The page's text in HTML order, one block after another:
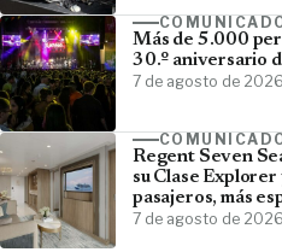
Más de 5.000
30.º aniversario
7 de agosto de 2026
Regent Seven
su Clase Explorer
pasajeros, más
7 de agosto de 2026